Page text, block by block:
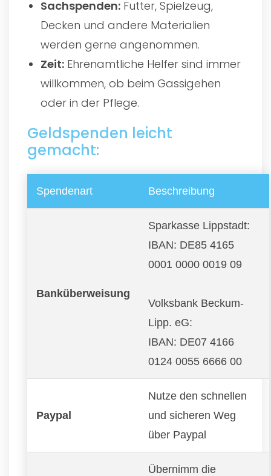
Sachspenden: Futter, Spielzeug,
Decken und andere Materialien
werden gerne angenommen.
Zeit: Ehrenamtliche Helfer sind immer
willkommen, ob beim Gassigehen
oder in der Pflege.
Geldspenden leicht
gemacht:
Spendenart Beschreibung
Banküberweisung
Sparkasse Lippstadt:
IBAN: DE85 4165
0001 0000 0019 09
Volksbank Beckum-
Lipp. eG:
IBAN: DE07 4166
0124 0055 6666 00
Paypal
Nutze den schnellen
und sicheren Weg
über Paypal
Übernimm die